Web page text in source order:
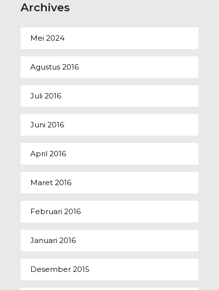
Archives
Mei 2024
Agustus 2016
Juli 2016
Juni 2016
April 2016
Maret 2016
Februari 2016
Januari 2016
Desember 2015